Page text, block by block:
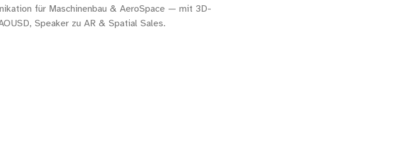
für Maschinenbau & AeroSpace — mit 3D-
Speaker zu AR & Spatial Sales.